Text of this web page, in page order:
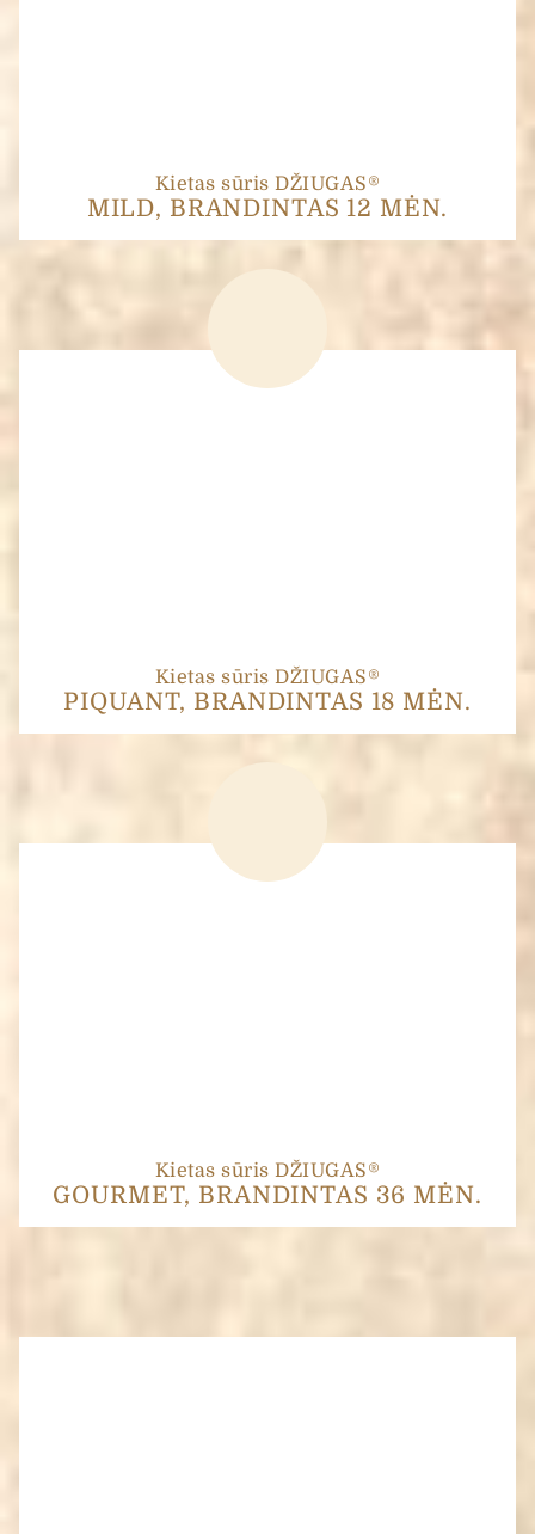
Kietas sūris DŽIUGAS®
MILD, BRANDINTAS 12 MĖN.
Kietas sūris DŽIUGAS®
PIQUANT, BRANDINTAS 18 MĖN.
Kietas sūris DŽIUGAS®
GOURMET, BRANDINTAS 36 MĖN.